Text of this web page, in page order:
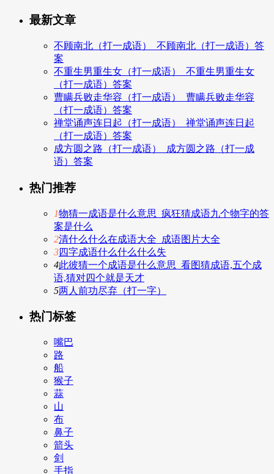
最新文章
不顾南北（打一成语）_不顾南北（打一成语）答
案
不重生男重生女（打一成语）_不重生男重生女
（打一成语）答案
曹瞒兵败走华容（打一成语）_曹瞒兵败走华容
（打一成语）答案
禅堂诵声连日起（打一成语）_禅堂诵声连日起
（打一成语）答案
成方圆之路（打一成语）_成方圆之路（打一成
语）答案
热门推荐
1物猜一成语是什么意思_疯狂猜成语九个物字的答
案是什么
2清什么什么在成语大全_成语图片大全
3四字成语什么什么什么失
4此彼猜一个成语是什么意思_看图猜成语,五个成
语,猜对四个就是天才
5两人前功尽弃（打一字）
热门标签
嘴巴
路
船
猴子
蒜
山
布
鼻子
箭头
剑
手指